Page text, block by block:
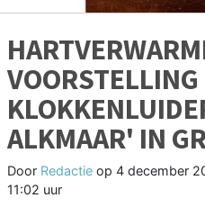
ALKMAAR' IN
Door Redactie op 4 december
11:02 uur